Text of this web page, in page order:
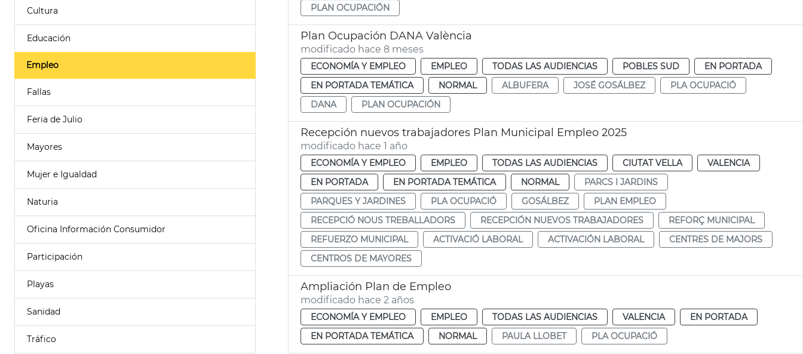
Cultura
Educación
Empleo
Fallas
Feria de Julio
Mayores
Mujer e Igualdad
Naturia
Oficina Información Consumidor
Participación
Playas
Sanidad
Tráfico
PLAN OCUPACIÓN
Plan Ocupación DANA València
modificado hace 8 meses
ECONOMÍA Y EMPLEO EMPLEO TODAS LAS AUDIENCIAS POBLES SUD
EN PORTADA
EN PORTADA TEMÁTICA
NORMAL ALBUFERA JOSÉ GOSÁLBEZ
PLA OCUPACIÓ
DANA
PLAN OCUPACIÓN
Recepción nuevos trabajadores Plan Municipal Empleo 2025
modificado hace 1 año
ECONOMÍA Y EMPLEO EMPLEO TODAS LAS AUDIENCIAS CIUTAT VELLA
VALENCIA
EN PORTADA
EN PORTADA TEMÁTICA NORMAL
PARCS I JARDINS
PARQUES Y JARDINES
PLA OCUPACIÓ GOSÁLBEZ
PLAN EMPLEO
RECEPCIÓ NOUS TREBALLADORS
RECEPCIÓN NUEVOS TRABAJADORES
REFORÇ MUNICIPAL
REFUERZO MUNICIPAL
ACTIVACIÓ LABORAL ACTIVACIÓN LABORAL
CENTRES DE MAJORS
CENTROS DE MAYORES
Ampliación Plan de Empleo
modificado hace 2 años
ECONOMÍA Y EMPLEO EMPLEO TODAS LAS AUDIENCIAS VALENCIA
EN PORTADA
EN PORTADA TEMÁTICA
NORMAL PAULA LLOBET PLA OCUPACIÓ